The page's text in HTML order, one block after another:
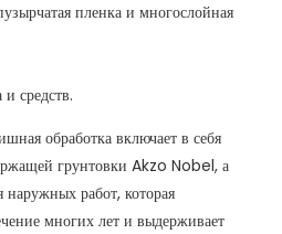
пленка и многослойная
средств.
обработка включает в себя
грунтовки Akzo Nobel, а
работ, которая
многих лет и выдерживает